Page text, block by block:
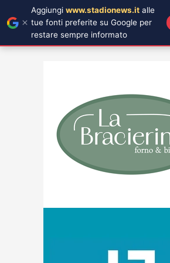
Aggiungi www.stadionews.it alle
tue fonti preferite su Google per
restare sempre informato